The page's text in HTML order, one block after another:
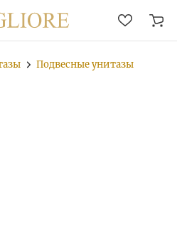
Подвесные унитазы